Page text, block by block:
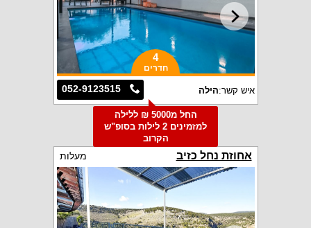
4
חדרים
052-9123515 איש קשר:הילה
החל מ5000 ₪ ללילה
למזמינים 2 לילות בסופ"ש
הקרוב
אחוזת נחל כזיב מעלות